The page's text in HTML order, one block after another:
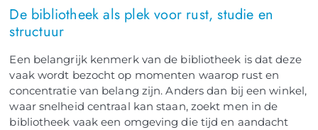
De bibliotheek als plek voor rust, studie en
structuur
Een belangrijk kenmerk van de bibliotheek is dat deze
vaak wordt bezocht op momenten waarop rust en
concentratie van belang zijn. Anders dan bij een winkel,
waar snelheid centraal kan staan, zoekt men in de
bibliotheek vaak een omgeving die tijd en aandacht